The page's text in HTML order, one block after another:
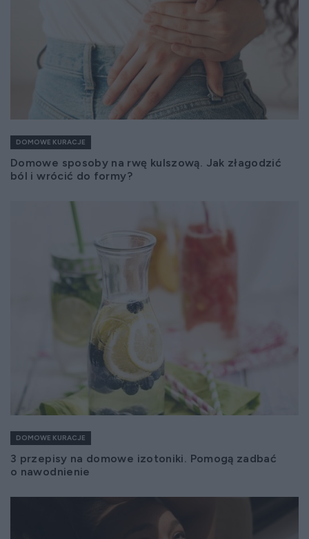
DOMOWE KURACJE
Domowe sposoby na rwę kulszową. Jak złagodzić
ból i wrócić do formy?
DOMOWE KURACJE
3 przepisy na domowe izotoniki. Pomogą zadbać
o nawodnienie